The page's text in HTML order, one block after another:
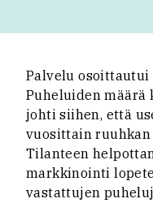
Palvelu
Puheluiden määrä
johti siihen, että
vuosittain
Tilanteen
markkinointi
vastattujen